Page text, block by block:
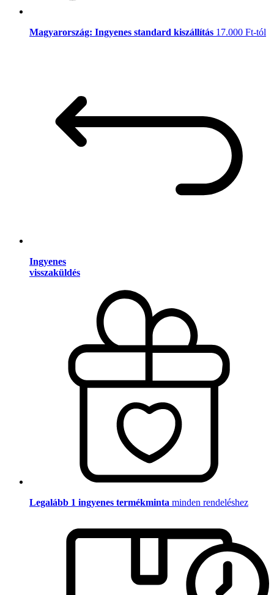
Magyarország: Ingyenes standard kiszállítás 17.000 Ft-tól
Ingyenes
visszaküldés
Legalább 1 ingyenes termékminta minden rendeléshez